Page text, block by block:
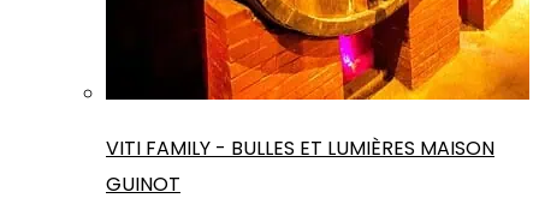
VITI FAMILY - BULLES ET LUMIÈRES MAISON
GUINOT